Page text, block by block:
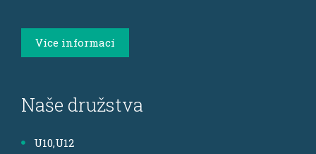
Více informací
Naše družstva
U10,U12